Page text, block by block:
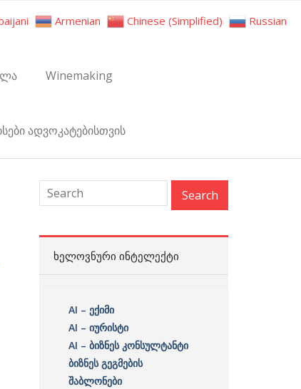
Winemaking
ადვოკატებისთვის
ᲮᲔᲚᲝᲕᲜᲣᲠᲘ ᲘᲜᲢᲔᲚᲔᲥᲢᲘ
AI – ექიმი
AI – იურისტი
AI – ბიზნეს კონსულტანტი
ბიზნეს გეგმების
შაბლონები
Armenian Chinese (Simplified) Russian